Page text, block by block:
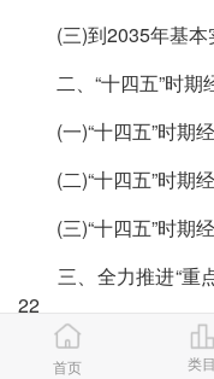
(三)到2035年基本
二、“十四五”时期
(一)“十四五”时期
(二)“十四五”时期
(三)“十四五”时期
三、全力推进“重
22
(一)做大做强核心产
首页 类目